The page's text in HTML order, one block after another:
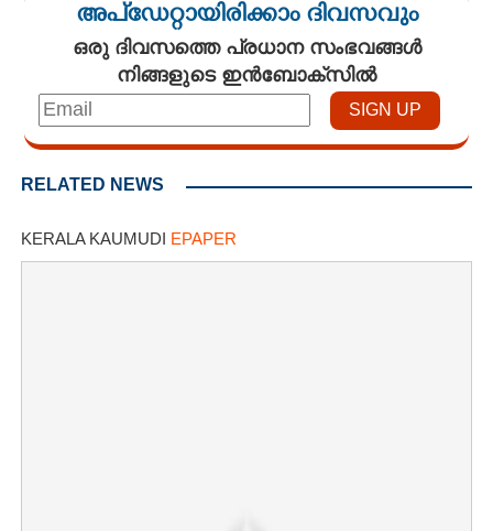
അപ്ഡേറ്റായിരിക്കാം ദിവസവും
ഒരു ദിവസത്തെ പ്രധാന സംഭവങ്ങൾ
നിങ്ങളുടെ ഇൻബോക്സിൽ
RELATED NEWS
KERALA KAUMUDI EPAPER